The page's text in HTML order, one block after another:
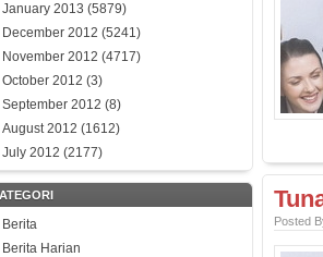
January 2013 (5879)
December 2012 (5241)
November 2012 (4717)
October 2012 (3)
September 2012 (8)
August 2012 (1612)
July 2012 (2177)
Berita
Berita Harian
Posted